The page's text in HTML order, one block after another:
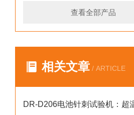
查看全部产品
相关文章 / ARTICLE